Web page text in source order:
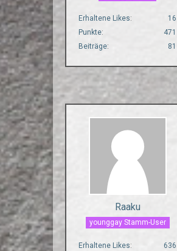
Erhaltene Likes
16
Punkte
471
Beiträge
81
Raaku
younggay Stamm-User
Erhaltene Likes
636